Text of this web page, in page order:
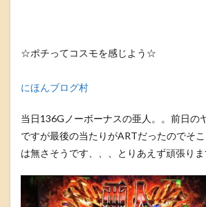
☆ポチってコスモを感じよう☆
にほんブログ村
当日136Gノーボーナスの亜人。。前日の
ですが最後の当たりがARTだったのでそ
は無さそうです、、、とりあえず頑張りま